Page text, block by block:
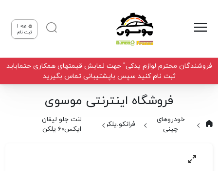
ورود |
ثبت نام
فروشندگان محترم لوازم یدکی" جهت نمایش قیمتهای همکاری حتماباید
ثبت نام کنید سپس باپشتیبانی تماس بگیرید
فروشگاه اینترنتی موسوی
خودروهای
چینی
فرانکو.یلکن
لنت جلو لیفان
ایکس60 یلکن